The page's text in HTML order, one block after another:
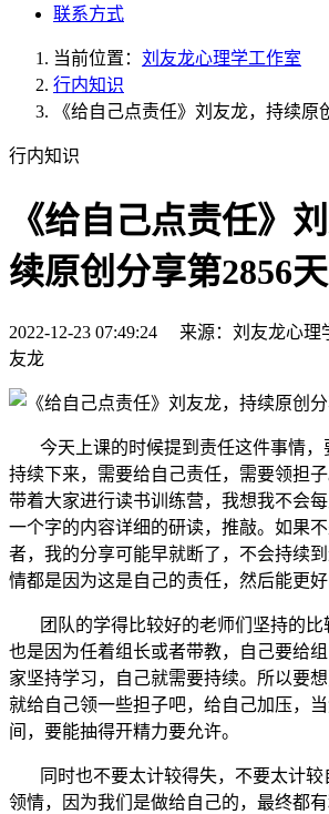
联系方式
当前位置： 刘友龙心理学工作室
行内知识
《给自己点责任》刘友龙，持续原
行内知识
《给自己点责任》
续原创分享第2856天
2022-12-23 07:49:24 来源：刘友龙心
友龙
今天上课的时候提到责任这件事情
持续下来，需要给自己责任，需要领担
带着大家进行读书训练营，我想我不会
一个字的内容详细的研读，推敲。如果
者，我的分享可能早就断了，不会持续
情都是因为这是自己的责任，然后能更好
团队的学得比较好的老师们坚持的比
也是因为任着组长或者带教，自己要给
家坚持学习，自己就需要持续。所以要想
就给自己领一些担子吧，给自己加压，
间，要能抽得开精力要允许。
同时也不要太计较得失，不要太计较
领情，因为我们是做给自己的，最终都